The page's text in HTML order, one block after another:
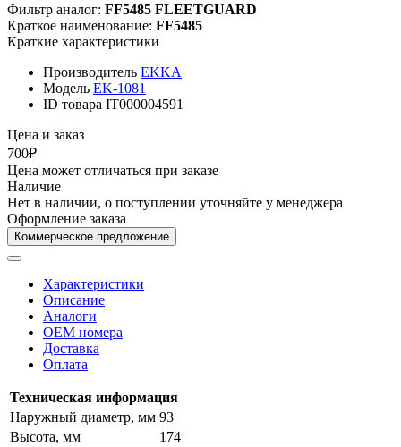
Фильтр аналог: FF5485 FLEETGUARD
Краткое наименование: FF5485
Краткие характеристики
Производитель EKKA
Модель EK-1081
ID товара IT000004591
Цена и заказ
700₽
Цена может отличаться при заказе
Наличие
Нет в наличии, о поступлении уточняйте у менеджера
Оформление заказа
Коммерческое предложение
Характеристики
Описание
Аналоги
OEM номера
Доставка
Оплата
Техническая информация
Наружный диаметр, мм 93
Высота, мм
174